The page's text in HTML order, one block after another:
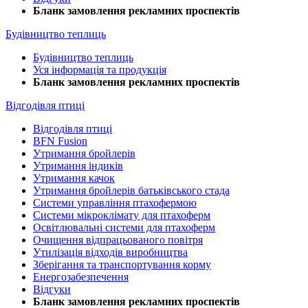
Бланк замовлення рекламних проспектів
Будівництво теплиць
Будівництво теплиць
Уся інформація та продукція
Бланк замовлення рекламних проспектів
Відгодівля птиці
Відгодівля птиці
BFN Fusion
Утримання бройлерів
Утримання індиків
Утримання качок
Утримання бройлерів батьківського стада
Системи управління птахофермою
Системи мікроклімату для птахоферм
Освітлювальні системи для птахоферм
Очищення відпрацьованого повітря
Утилізація відходів виробництва
Зберігання та транспортування корму
Енергозабезпечення
Відгуки
Бланк замовлення рекламних проспектів